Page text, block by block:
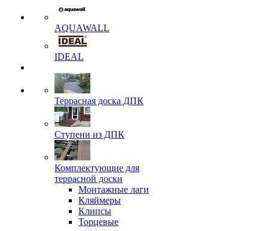
AQUAWALL
IDEAL
Террасная доска ДПК
Ступени из ДПК
Комплектующие для
террасной доски
Монтажные лаги
Кляймеры
Клипсы
Торцевые